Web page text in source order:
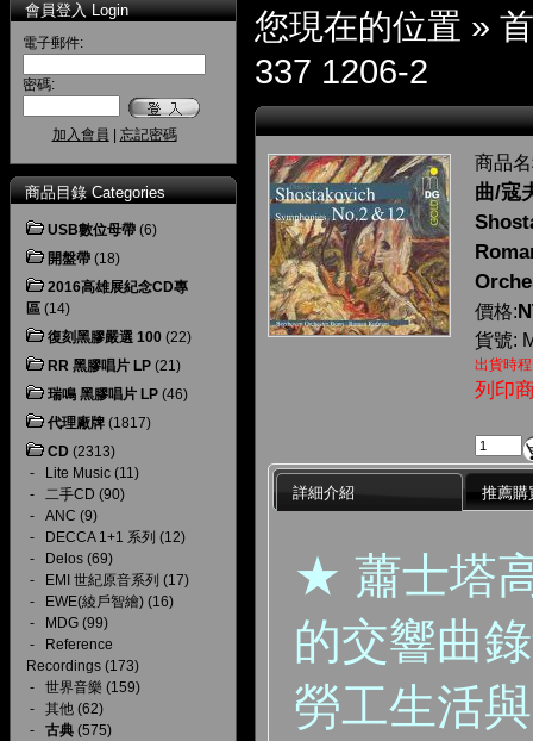
會員登入 Login
電子郵件:
密碼:
加入會員 忘記密碼
商品目錄 Categories
USB數位母帶 (6)
開盤帶 (18)
2016高雄展紀念CD專
區 (14)
復刻黑膠嚴選 100 (22)
RR 黑膠唱片 LP (21)
瑞鳴 黑膠唱片 LP (46)
代理廠牌 (1817)
CD (2313)
-
Lite Music (11)
- 二手CD (90)
- ANC (9)
-
DECCA 1+1 系列 (12)
-
Delos (69)
-
EMI 世紀原音系列 (17)
-
EWE(綾戶智繪) (16)
-
MDG (99)
-
Reference
Recordings (173)
- 世界音樂 (159)
- 其他 (62)
- 古典 (575)
您現在的位置 »
337 1206-2
商品
曲/寇
價格:
貨號:
出貨時
列印
詳細介紹 推薦購
★ 蕭士塔
的交響曲
勞工生活